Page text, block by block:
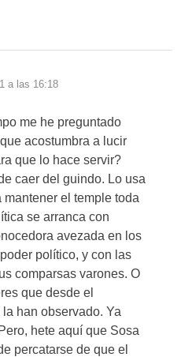
a las 16:18
me he preguntado
acostumbra a lucir
que lo hace servir?
caer del guindo. Lo usa
mantener el temple toda
se arranca con
avezada en los
político, y con las
comparsas varones. O
que desde el
han observado. Ya
hete aquí que Sosa
percatarse de que el